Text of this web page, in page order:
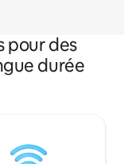
pour des
durée